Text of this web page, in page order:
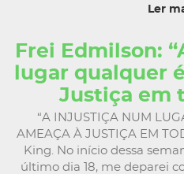
Ler
Frei Edmilson:
lugar qualquer
Justiça em
“A INJUSTIÇA NUM
AMEAÇA À JUSTIÇA EM
King. No início dessa
último dia 18, me deparei